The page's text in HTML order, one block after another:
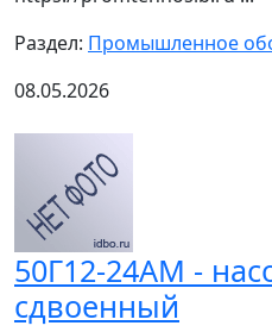
Раздел: Промышленное
08.05.2026
50Г12-24АМ -
сдвоенный